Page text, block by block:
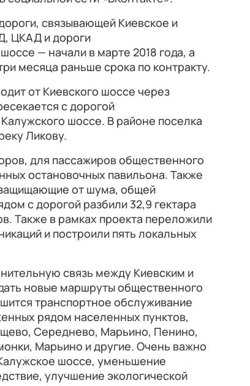
связывающей Киевское и
ЦКАД и дороги
— начали в марте 2018 года, а
месяца раньше срока по контракту.
от Киевского шоссе через
с дорогой
шоссе. В районе поселка
Ликову.
для пассажиров общественного
остановочных павильона. Также
от шума, общей
с дорогой разбили 32,9 гектара
Также в рамках проекта переложили
и построили пять локальных
связь между Киевским и
новые маршруты общественного
транспортное обслуживание
рядом населенных пунктов,
Середнево, Марьино, Пенино,
Марьино и другие. Очень важно
шоссе, уменьшение
улучшение экологической